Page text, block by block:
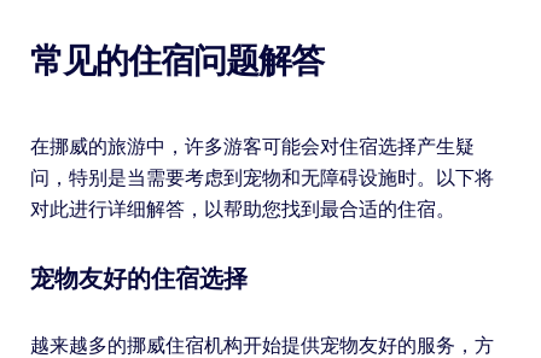
常见的住宿问题解答
在挪威的旅游中，许多游客可能会对住宿选择产生疑
问，特别是当需要考虑到宠物和无障碍设施时。以下将
对此进行详细解答，以帮助您找到最合适的住宿。
宠物友好的住宿选择
越来越多的挪威住宿机构开始提供宠物友好的服务，方